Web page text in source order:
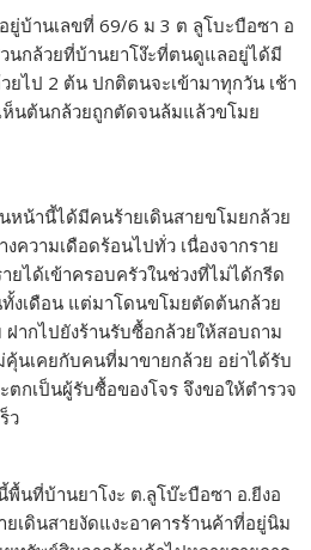
ยู่บ้านเลขที่ 69/6 ม 3 ต ลูโบะบือซา อ
วนกล้วยที่บ้านยาโง๊ะที่ตนดูแลอยู่ได้มี
ยไป 2 ต้น ปกติตนจะเข้ามาทุกวัน เช้า
ห็นต้นกล้วยถูกตัดจนล้มแล้วขโมย
หน้านี้ได้มีคนร้ายเดินสายขโมยกล้วย
ความเดือดร้อนไปทั่ว เนื่องจากราย
ยได้เข้าครอบครัวในช่วงที่ไม่ได้กรีด
งเดือน แต่มาโดนขโมยตัดต้นกล้วย
ฝากไปยังร้านรับซื้อกล้วยให้สอบถาม
นเคยกับคนที่มาขายกล้วย อย่าได้รับ
ตกเป็นผู้รับซื้อของโจร จึงขอให้ตำรวจ
ว
นที่บ้านยาโงะ ต.ลูโบ๊ะบือซา อ.ยีงอ
ยเดินสายงัดแงะอาคารร้านค้าที่อยู่นิม